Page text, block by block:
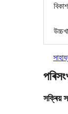
বিকাশ
সক্ৰিয়